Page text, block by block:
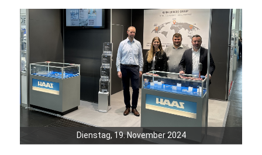
Dienstag, 19. November 2024